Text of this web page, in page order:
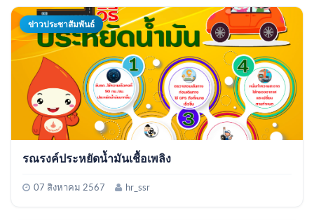
ข่าวประชาสัมพันธ์
รณรงค์ประหยัดน้ำมันเชื้อเพลิง
07 สิงหาคม 2567 hr_ssr